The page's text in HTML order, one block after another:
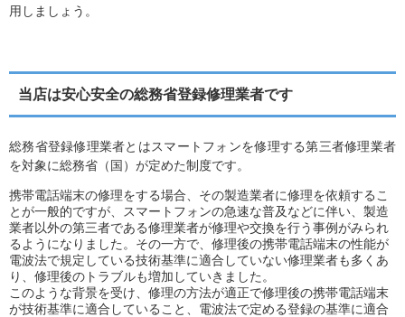
用しましょう。
当店は安心安全の総務省登録修理業者です
総務省登録修理業者とはスマートフォンを修理する第三者修理業者
を対象に総務省（国）が定めた制度です。
携帯電話端末の修理をする場合、その製造業者に修理を依頼するこ
とが一般的ですが、スマートフォンの急速な普及などに伴い、製造
業者以外の第三者である修理業者が修理や交換を行う事例がみられ
るようになりました。その一方で、修理後の携帯電話端末の性能が
電波法で規定している技術基準に適合していない修理業者も多くあ
り、修理後のトラブルも増加していきました。
このような背景を受け、修理の方法が適正で修理後の携帯電話端末
が技術基準に適合していること、電波法で定める登録の基準に適合